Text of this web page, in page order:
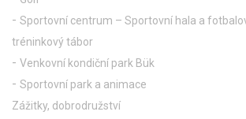
Sportovní centrum – Sportovní hala a
tréninkový tábor
Venkovní kondiční park Bük
Sportovní park a animace
Zážitky, dobrodružství